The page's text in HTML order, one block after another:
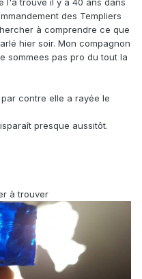
l'a trouvé il y a 40 ans dans
des Templiers
à comprendre ce que
hier soir. Mon compagnon
sommees pas pro du tout la
contre elle a rayée le
presque aussitôt.
à trouver